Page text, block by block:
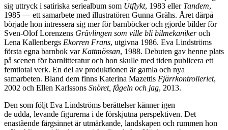
sig uttryck i satiriska seriealbum som Utflykt, 1983 eller Tandem,
1985 — ett samarbete med illustratören Gunna Grähs. Året därpå
började hon intressera sig mer för barnböcker och gjorde bilder för
Sven-Olof Lorenzens Grävlingen som ville bli bilmekanikeroch
Lena Kallenbergs Ekorren Frans, utgivna 1986. Eva Lindströms
första egna barnbok var Kattmössan, 1988. Debuten gav henne plats
på scenen för barnlitteratur och hon skulle med tiden publicera ett
femtiotal verk. En del av produktionen är gamla och nya
samarbeten. Bland dem finns Katerina Mazettis Fjärrkontrolleriet,
2002 och Ellen Karlssons Snöret, fågeln och jag, 2013.
Den som följt Eva Lindströms berättelser känner igen
de udda, levande figurerna i de förskjutna perspektiven. Det
enastående färgsinnet är utmärkande, landskapen och rummen hon